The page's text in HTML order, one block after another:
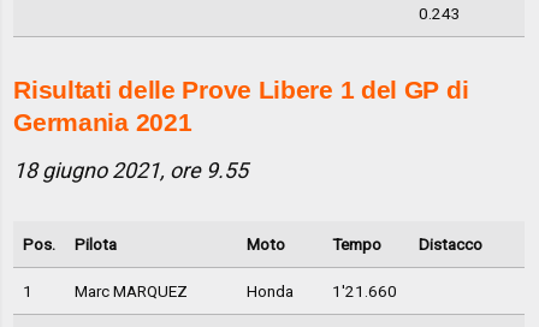
0.243
Risultati delle Prove Libere 1 del GP di
Germania 2021
18 giugno 2021, ore 9.55
Pos. Pilota Moto Tempo Distacco
1 Marc MARQUEZ Honda 1'21.660